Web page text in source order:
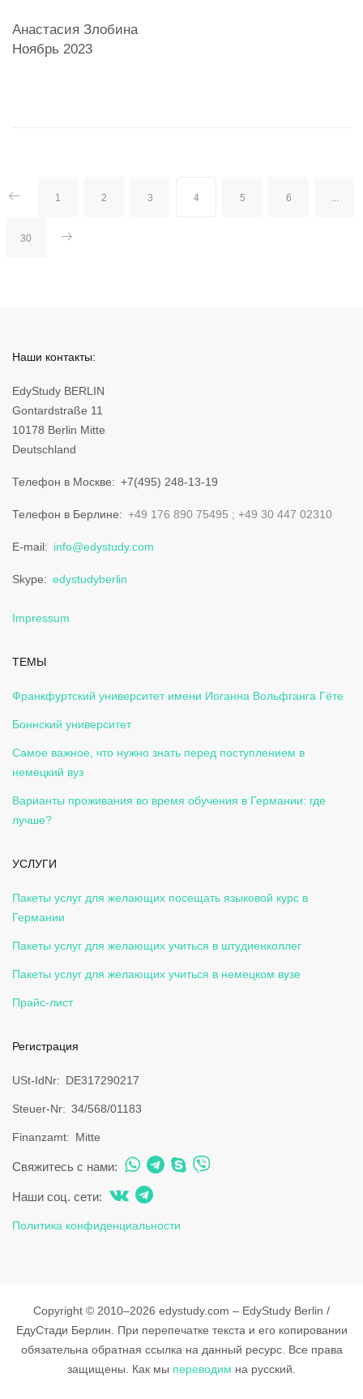
Анастасия Злобина
Ноябрь 2023
1 2 3 4 5 6 ...
30
Наши контакты:
EdyStudy BERLIN
Gontardstraße 11
10178 Berlin Mitte
Deutschland
Телефон в Москве +7(495) 248-13-19
Телефон в Берлине +49 176 890 75495 +49 30 447 02310
E-mail info@edystudy.com
Skype edystudyberlin
Impressum
ТЕМЫ
Франкфуртский университет имени Иоганна Вольфганга Гёте
Боннский университет
Самое важное, что нужно знать перед поступлением в
немецкий вуз
Варианты проживания во время обучения в Германии: где
лучше?
УСЛУГИ
Пакеты услуг для желающих посещать языковой курс в
Германии
Пакеты услуг для желающих учиться в штудиенколлег
Пакеты услуг для желающих учиться в немецком вузе
Прайс-лист
Регистрация
USt-IdNr DE317290217
Steuer-Nr 34/568/01183
Finanzamt Mitte
Свяжитесь с нами:
Наши соц. сети:
Политика конфиденциальности
Copyright © 2010–2026 edystudy.com – EdyStudy Berlin /
ЕдуСтади Берлин. При перепечатке текста и его копировании
обязательна обратная ссылка на данный ресурс. Все права
защищены. Как мы переводим на русский.